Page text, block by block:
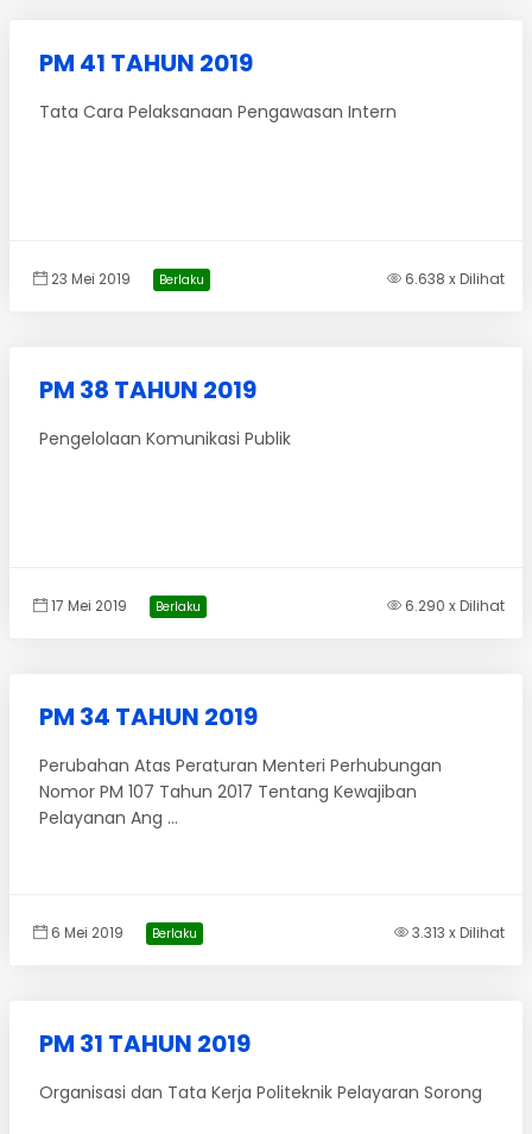
PM 41 TAHUN 2019
Tata Cara Pelaksanaan Pengawasan Intern
23 Mei 2019 Berlaku 6.638 x Dilihat
PM 38 TAHUN 2019
Pengelolaan Komunikasi Publik
17 Mei 2019 Berlaku 6.290 x Dilihat
PM 34 TAHUN 2019
Perubahan Atas Peraturan Menteri Perhubungan
Nomor PM 107 Tahun 2017 Tentang Kewajiban
Pelayanan Ang ...
6 Mei 2019 Berlaku 3.313 x Dilihat
PM 31 TAHUN 2019
Organisasi dan Tata Kerja Politeknik Pelayaran Sorong